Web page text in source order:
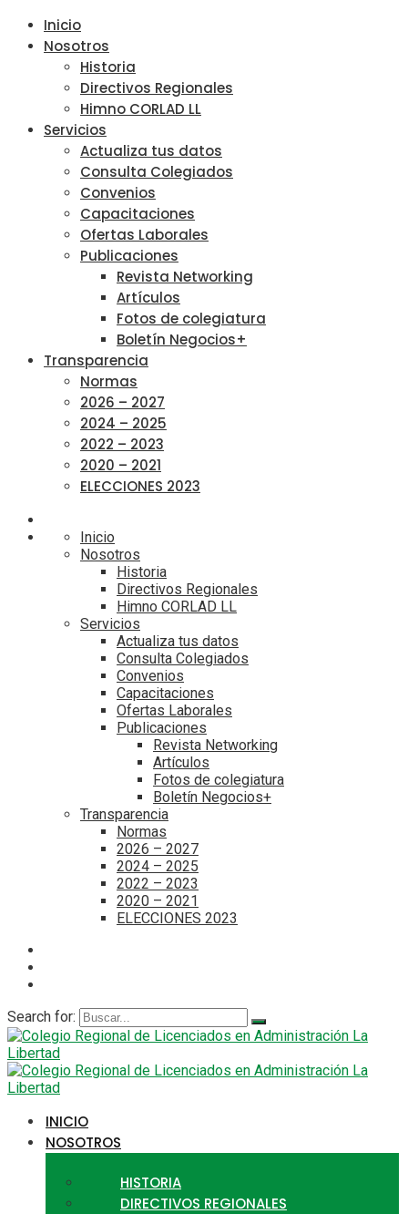
Inicio
Nosotros
Historia
Directivos Regionales
Himno CORLAD LL
Servicios
Actualiza tus datos
Consulta Colegiados
Convenios
Capacitaciones
Ofertas Laborales
Publicaciones
Revista Networking
Artículos
Fotos de colegiatura
Boletín Negocios+
Transparencia
Normas
2026 – 2027
2024 – 2025
2022 – 2023
2020 – 2021
ELECCIONES 2023
Inicio
Nosotros
Historia
Directivos Regionales
Himno CORLAD LL
Servicios
Actualiza tus datos
Consulta Colegiados
Convenios
Capacitaciones
Ofertas Laborales
Publicaciones
Revista Networking
Artículos
Fotos de colegiatura
Boletín Negocios+
Transparencia
Normas
2026 – 2027
2024 – 2025
2022 – 2023
2020 – 2021
ELECCIONES 2023
Search for:
INICIO
NOSOTROS
HISTORIA
DIRECTIVOS REGIONALES